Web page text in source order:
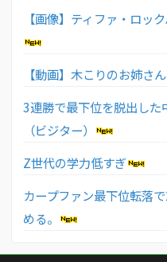
【画像】ティファ・ロッ
【動画】木こりのお姉さ
3連勝で最下位を脱出し
（ビジター）
Z世代の学力低すぎ
カープファン最下位転落
める。